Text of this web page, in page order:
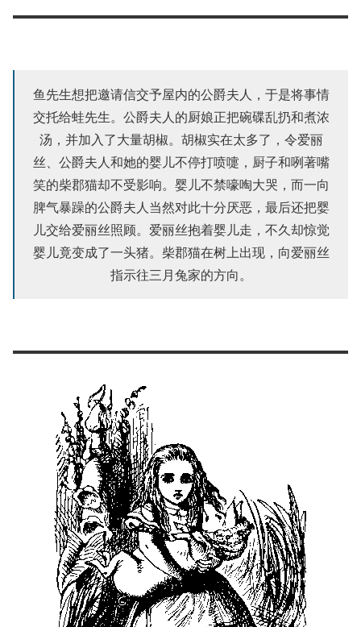
鱼先生想把邀请信交予屋内的公爵夫人，于是将事情
交托给蛙先生。公爵夫人的厨娘正把碗碟乱扔和煮浓
汤，并加入了大量胡椒。胡椒实在太多了，令爱丽
丝、公爵夫人和她的婴儿不停打喷嚏，厨子和咧著嘴
笑的柴郡猫却不受影响。婴儿不禁嚎啕大哭，而一向
脾气暴躁的公爵夫人当然对此十分厌恶，最后还把婴
儿交给爱丽丝照顾。爱丽丝抱着婴儿走，不久却惊觉
婴儿竟变成了一头猪。柴郡猫在树上出现，向爱丽丝
指示往三月兔家的方向。